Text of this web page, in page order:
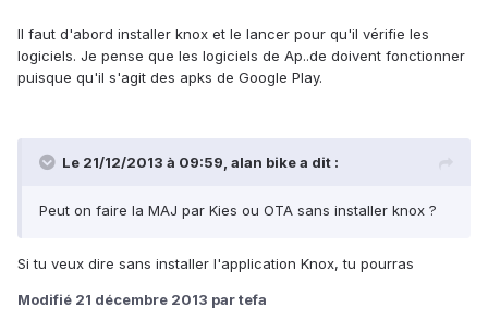
Il faut d'abord installer knox et le lancer pour qu'il vérifie les
logiciels. Je pense que les logiciels de Ap..de doivent fonctionner
puisque qu'il s'agit des apks de Google Play.
Le 21/12/2013 à 09:59, alan bike a dit :
Peut on faire la MAJ par Kies ou OTA sans installer knox ?
Si tu veux dire sans installer l'application Knox, tu pourras
Modifié 21 décembre 2013 par tefa